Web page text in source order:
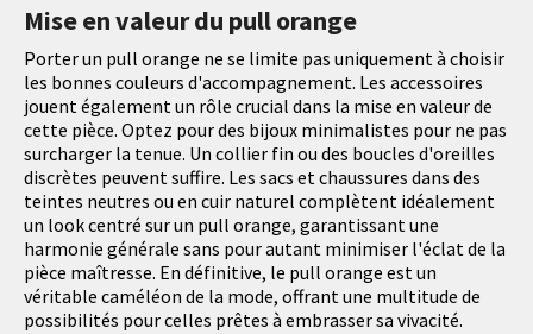
Mise en valeur du pull orange
Porter un pull orange ne se limite pas uniquement à choisir
les bonnes couleurs d'accompagnement. Les accessoires
jouent également un rôle crucial dans la mise en valeur de
cette pièce. Optez pour des bijoux minimalistes pour ne pas
surcharger la tenue. Un collier fin ou des boucles d'oreilles
discrètes peuvent suffire. Les sacs et chaussures dans des
teintes neutres ou en cuir naturel complètent idéalement
un look centré sur un pull orange, garantissant une
harmonie générale sans pour autant minimiser l'éclat de la
pièce maîtresse. En définitive, le pull orange est un
véritable caméléon de la mode, offrant une multitude de
possibilités pour celles prêtes à embrasser sa vivacité.